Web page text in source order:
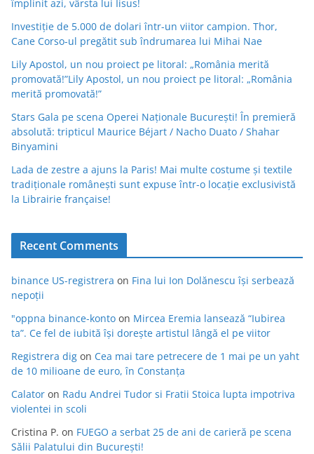
împlinit azi, vârsta lui Iisus!
Investiție de 5.000 de dolari într-un viitor campion. Thor,
Cane Corso-ul pregătit sub îndrumarea lui Mihai Nae
Lily Apostol, un nou proiect pe litoral: „România merită
promovată!”Lily Apostol, un nou proiect pe litoral: „România
merită promovată!”
Stars Gala pe scena Operei Naționale București! În premieră
absolută: tripticul Maurice Béjart / Nacho Duato / Shahar
Binyamini
Lada de zestre a ajuns la Paris! Mai multe costume și textile
tradiționale românești sunt expuse într-o locație exclusivistă
la Librairie française!
Recent Comments
binance US-registrera on Fina lui Ion Dolănescu își serbează
nepoții
"oppna binance-konto on Mircea Eremia lansează “Iubirea
ta”. Ce fel de iubită își dorește artistul lângă el pe viitor
Registrera dig on Cea mai tare petrecere de 1 mai pe un yaht
de 10 milioane de euro, în Constanța
Calator on Radu Andrei Tudor si Fratii Stoica lupta impotriva
violentei in scoli
Cristina P. on FUEGO a serbat 25 de ani de carieră pe scena
Sălii Palatului din București!